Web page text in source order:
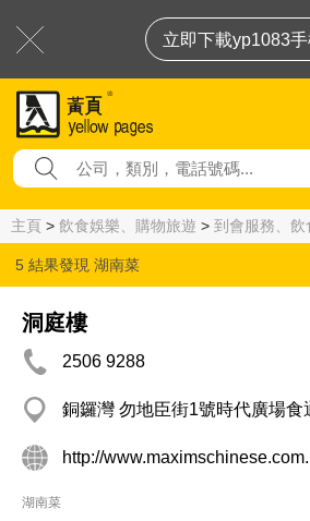
立即下載yp1083
主頁 > 飲食娛樂、購物旅遊 > 到會服務、飲
5 結果發現 湖南菜
洞庭樓
2506 9288
銅鑼灣 勿地臣街1號時代廣場食
http://
湖南菜